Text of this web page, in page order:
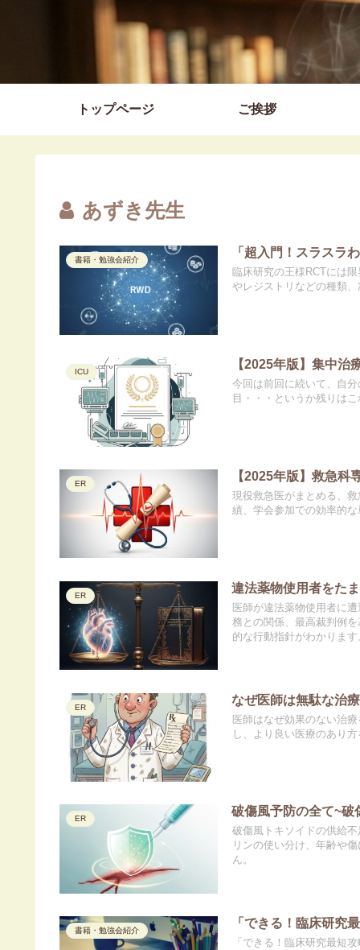
トップページ ご挨拶
あずき先生
書籍・勉強会紹介
「超入門！スラスラ
臨床研究の王様RCTには
やレジストリなどの種類
ICU
【2025年版】集中治
今回は前回に続いて、自
目・・・というか残りは
ER
【2025年版】救急科
現役救急医がまとめる、
績、学会参加での効率的
ER
違法薬物使用者をた
医師が違法薬物使用者に
務との関係、最高裁判例
的な行動指針がわかります
ER
なぜ医師は無駄な治
医師はなぜ効果のない治
し、より良い医療のあり方
ER
破傷風予防の全て~破
破傷風トキソイドの供給
リンの使い分け、年齢や
ん。
書籍・勉強会紹介
「できる！臨床研究
「できる！臨床研究最短